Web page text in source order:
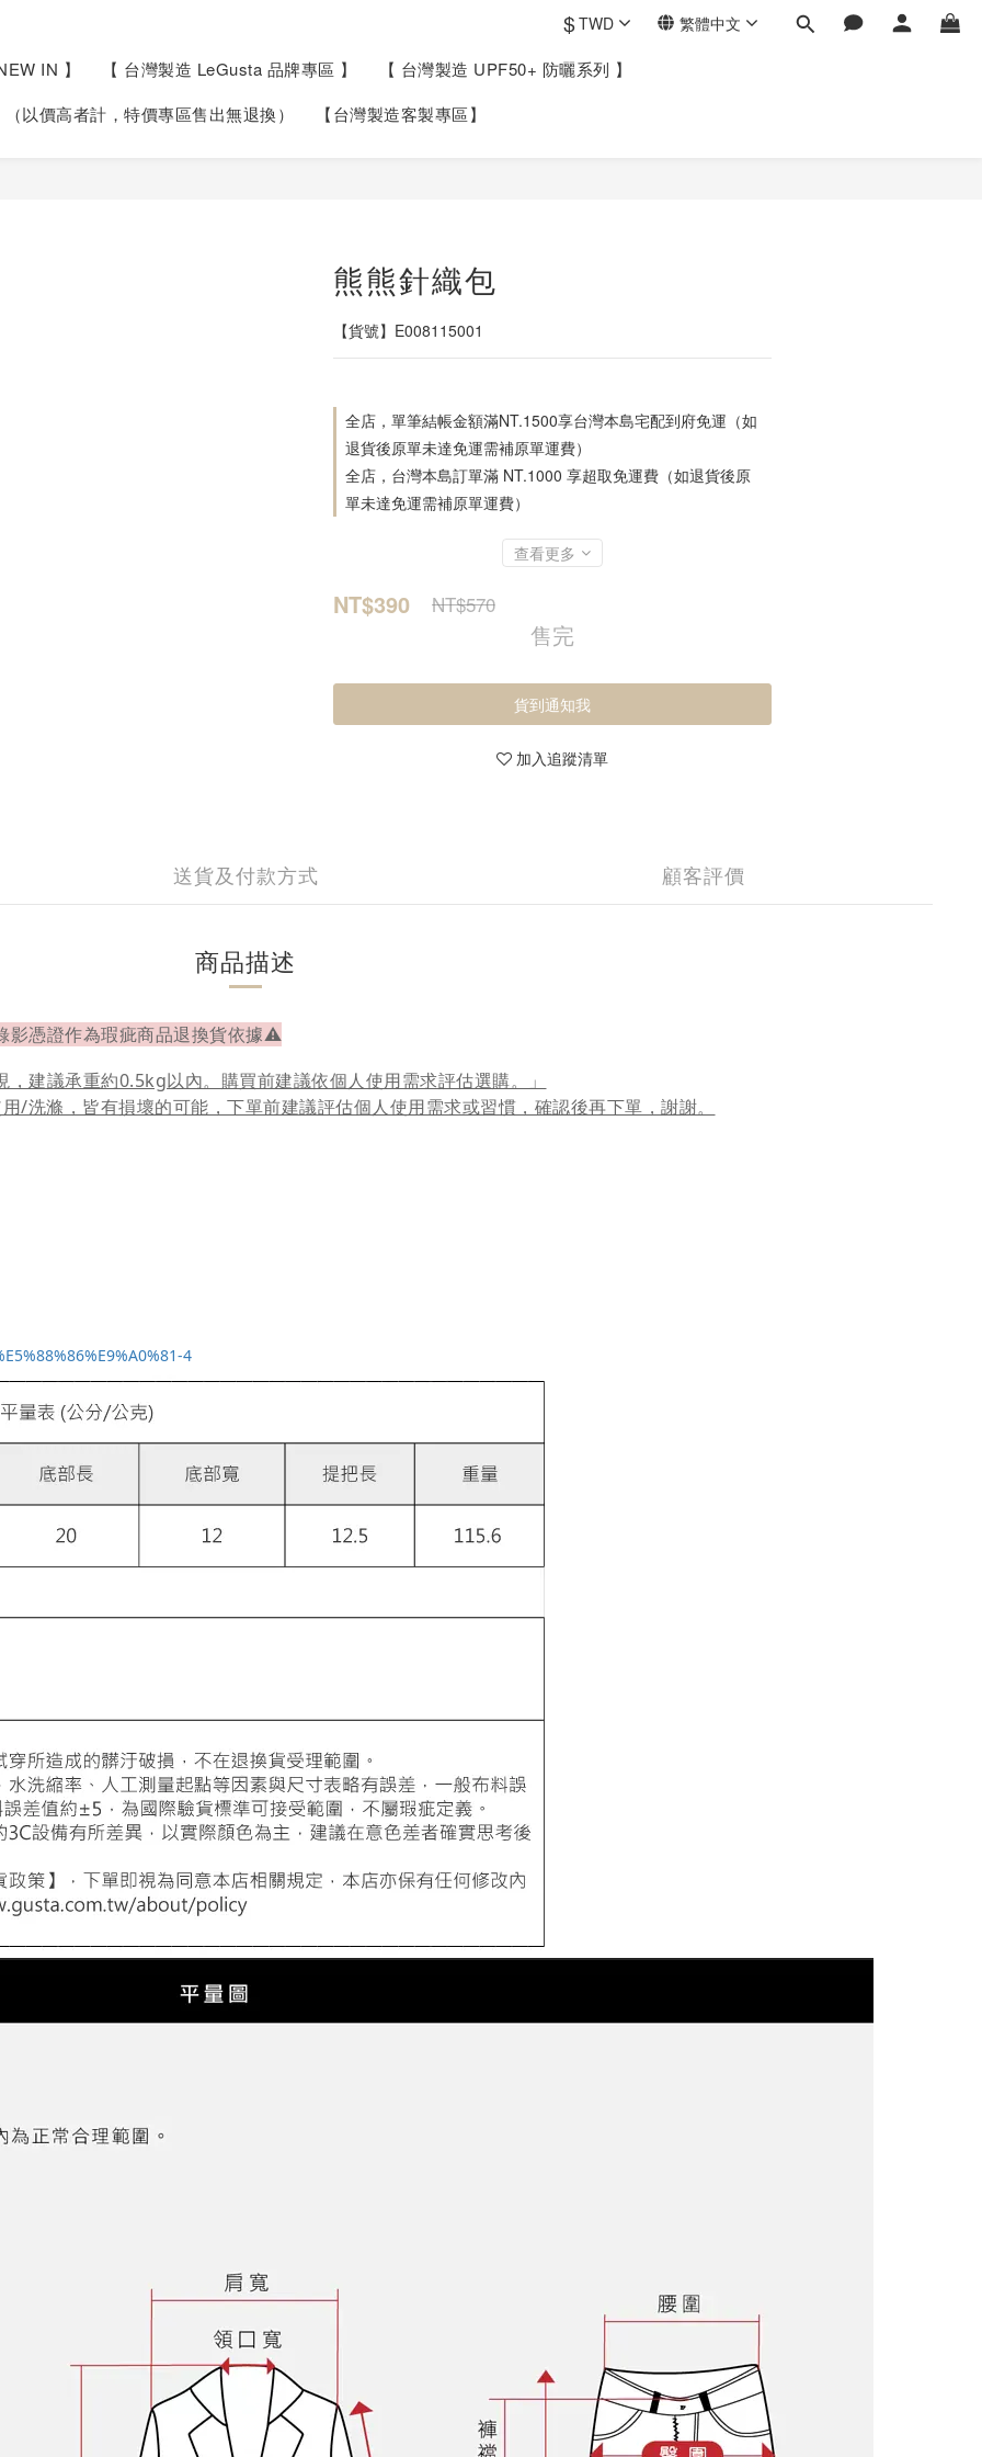
$TWD 繁體中文
IN 】 【 台灣製造 LeGusta 品牌專區 】
【 台灣製造 UPF50+ 防曬系列 】
以價高者計，特價專區售出無退換）
【台灣製造客製專區】
熊熊針織包
【貨號】E008115001
全店，單筆結帳金額滿NT.1500享台灣本島宅配到府免運（如
退貨後原單未達免運需補原單運費）
全店，台灣本島訂單滿 NT.1000 享超取免運費（如退貨後原
單未達免運需補原單運費）
查看更多
NT$390 NT$570
售完
貨到通知我
加入追蹤清單
送貨及付款方式 顧客評價
商品描述
影憑證作為瑕疵商品退換貨依據⚠
，建議承重約0.5kg以內。購買前建議依個人使用需求評估選購。」
洗滌，皆有損壞的可能，下單前建議評估個人使用需求或習慣，確認後再下單，謝謝。
4